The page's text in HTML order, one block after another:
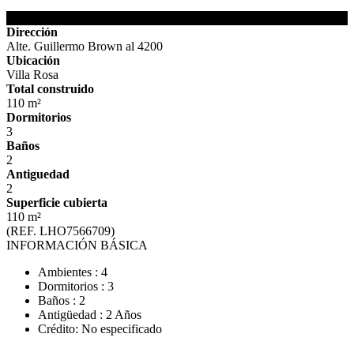
Dirección
Alte. Guillermo Brown al 4200
Ubicación
Villa Rosa
Total construido
110 m²
Dormitorios
3
Baños
2
Antiguedad
2
Superficie cubierta
110 m²
(REF. LHO7566709)
INFORMACIÓN BÁSICA
Ambientes : 4
Dormitorios : 3
Baños : 2
Antigüedad : 2 Años
Crédito: No especificado